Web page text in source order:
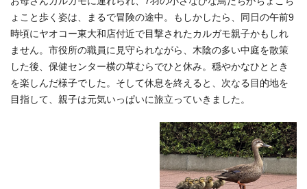
ょこと歩く姿は、まるで冒険の途中。もしかしたら、同日の午前9
時頃にヤオコー東大和店付近で目撃されたカルガモ親子かもしれ
ません。市役所の職員に見守られながら、木陰の多い中庭を散策
した後、保健センター横の草むらでひと休み。穏やかなひととき
を楽しんだ様子でした。そして休息を終えると、次なる目的地を
目指して、親子は元気いっぱいに旅立っていきました。